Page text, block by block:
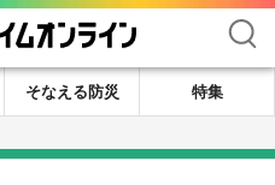
検索
そなえる防災
特集